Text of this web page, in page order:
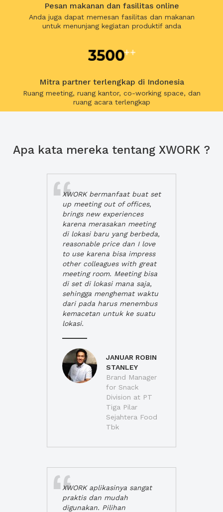
Pesan makanan dan fasilitas online
Anda juga dapat memesan fasilitas dan makanan
untuk menunjang kegiatan produktif anda
Mitra partner terlengkap di Indonesia
Ruang meeting, ruang kantor, co-working space, dan
ruang acara terlengkap
Apa kata mereka tentang XWORK ?
XWORK bermanfaat buat set
up meeting out of offices,
brings new experiences
karena merasakan meeting
di lokasi baru yang berbeda,
reasonable price dan I love
to use karena bisa impress
other colleagues with great
meeting room. Meeting bisa
di set di lokasi mana saja,
sehingga menghemat waktu
dari pada harus menembus
kemacetan untuk ke suatu
lokasi.
JANUAR ROBIN
STANLEY
Brand Manager
for Snack
Division at PT
Tiga Pilar
Sejahtera Food
Tbk
XWORK aplikasinya sangat
praktis dan mudah
digunakan. Pilihan